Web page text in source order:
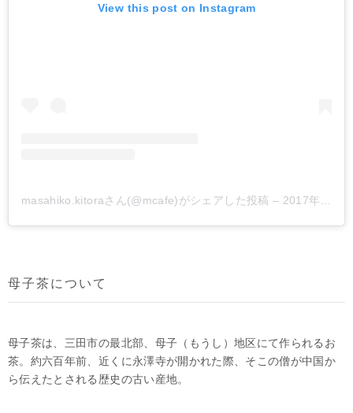
View this post on Instagram
masahiko.kitoraさん(@mcafe)がシェアした投稿 – 2017年 6月月3日午後8時17分PDT
母子茶について
母子茶は、三田市の最北部、母子（もうし）地区にて作られるお
茶。約六百年前、近くに永澤寺が開かれた際、そこの僧が中国か
ら伝えたとされる歴史の古い産地。